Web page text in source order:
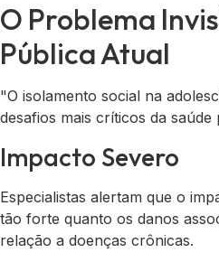
O Problema
Pública Atual
"O isolamento social na
desafios mais críticos da
Impacto Severo
Especialistas alertam que o
tão forte quanto os danos
relação a doenças crônicas.